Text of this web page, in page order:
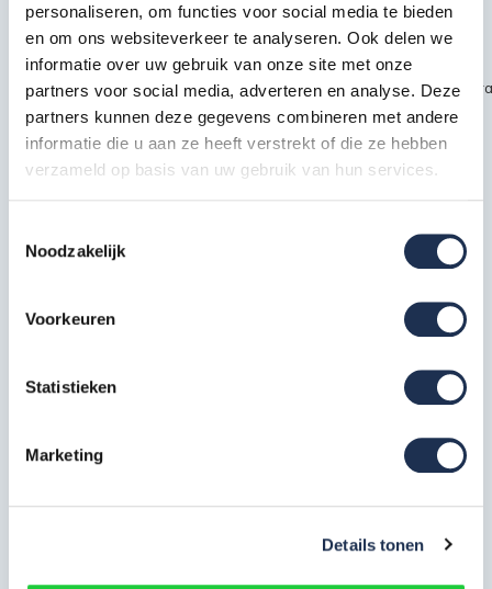
personaliseren, om functies voor social media te bieden
en om ons websiteverkeer te analyseren. Ook delen we
informatie over uw gebruik van onze site met onze
partners voor social media, adverteren en analyse. Deze
partners kunnen deze gegevens combineren met andere
informatie die u aan ze heeft verstrekt of die ze hebben
verzameld op basis van uw gebruik van hun services.
Noodzakelijk
Voorkeuren
Statistieken
Marketing
Details tonen
Productbeschrijving
~~https://cdn.webshopapp.com/shops/189476/files/451435720/
safety1.jpg
EAN
Meest behulpzame reviews
veiligheidsnormen
Eerder bekeken door jou